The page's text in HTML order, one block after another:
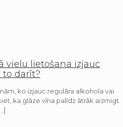
vielu lietošana izjauc
darīt?
ko izjauc regulāra alkohola vai
ka glāze vīna palīdz ātrāk aizmigt